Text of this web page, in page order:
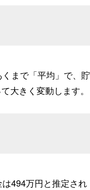
まで「平均」で、貯
大きく変動します。
494万円と推定され